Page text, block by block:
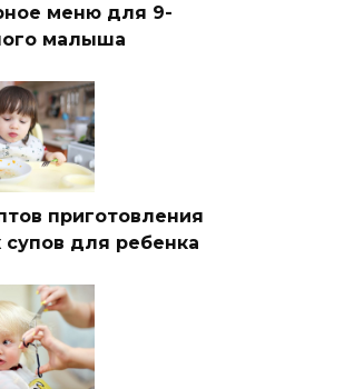
меню для 9-
малыша
приготовления
супов для ребенка